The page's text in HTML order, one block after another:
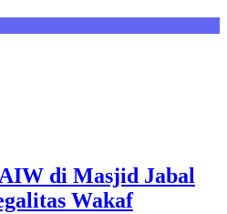
di Masjid Jabal
Wakaf